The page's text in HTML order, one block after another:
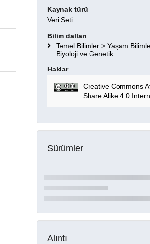
Kaynak türü
Veri Seti
Bilim dalları
Temel Bilimler > Yaşam
Biyoloji ve Genetik
Haklar
Creative Commons
Share Alike 4.0
Sürümler
Alıntı